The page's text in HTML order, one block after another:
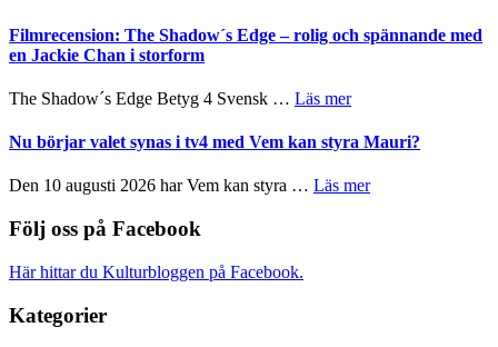
Pöntinen
bjuder
in
och
Filmrecension: The Shadow´s Edge – rolig och spännande med
en Jackie Chan i storform
The Shadow´s Edge Betyg 4 Svensk … Läs merom
The
Edge
Nu börjar valet synas i tv4 med Vem kan styra Mauri?
Den 10 augusti 2026 har Vem kan styra … Läs merom
Följ oss på Facebook
Här hittar du Kulturbloggen på Facebook.
Kategorier